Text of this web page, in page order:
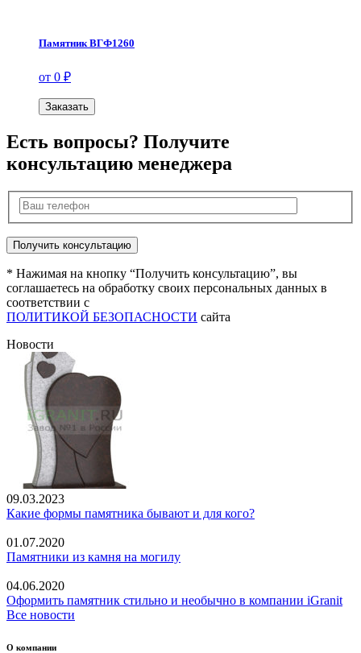
Памятник ВГФ1260
от 0 ₽
Заказать
Есть вопросы? Получите
консультацию менеджера
* Нажимая на кнопку “Получить консультацию”, вы
соглашаетесь на обработку своих персональных данных в
соответствии с
ПОЛИТИКОЙ БЕЗОПАСНОСТИ сайта
Новости
09.03.2023
Какие формы памятника бывают и для кого?
01.07.2020
Памятники из камня на могилу
04.06.2020
Оформить памятник стильно и необычно в компании iGranit
Все новости
О компании